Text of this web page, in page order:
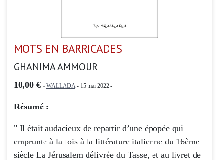
MOTS EN BARRICADES
GHANIMA AMMOUR
10,00 € - WALLADA- 15 mai 2022 -
Résumé :
" Il était audacieux de repartir d’une épopée qui
emprunte à la fois à la littérature italienne du 16ème
siècle La Jérusalem délivrée du Tasse, et au livret de